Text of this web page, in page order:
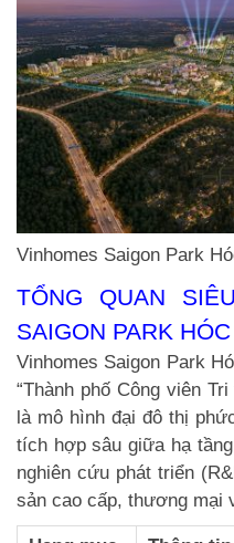
Vinhomes Saigon Park
TỔNG QUAN
SAIGON PARK
Vinhomes Saigon Park
“Thành phố Công viên
là mô hình đại đô thị
tích hợp sâu giữa hạ
nghiên cứu phát triển
sản cao cấp, thương mại